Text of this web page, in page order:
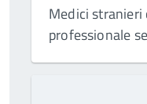
Medici
professionale